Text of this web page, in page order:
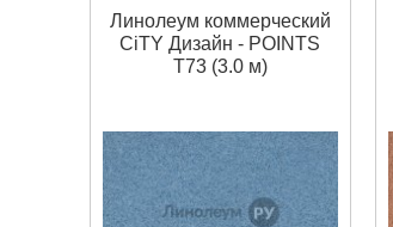
Линолеум коммерческий
CiTY Дизайн - POINTS
T73 (3.0 м)